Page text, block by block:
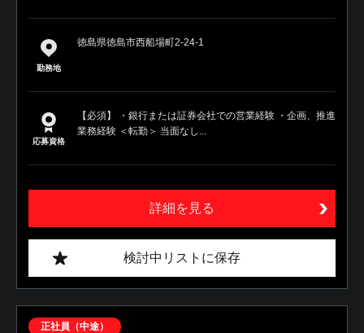
勤務地
徳島県徳島市西船場町2-24-1
応募資格
【必須】 ・銀行または証券会社での営業経験 ・企画、推進
業務経験 ＜転勤＞ 当面なし...
詳細を見る
検討中リストに保存
正社員（中途）